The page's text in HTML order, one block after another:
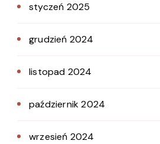
styczeń 2025
grudzień 2024
listopad 2024
październik 2024
wrzesień 2024